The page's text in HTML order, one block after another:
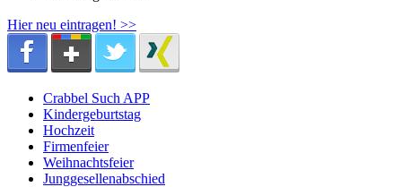
Hier neu eintragen! >>
Crabbel Such APP
Kindergeburtstag
Hochzeit
Firmenfeier
Weihnachtsfeier
Junggesellenabschied